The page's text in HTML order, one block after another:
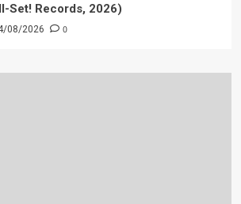
Set! Records, 2026)
08/2026 0